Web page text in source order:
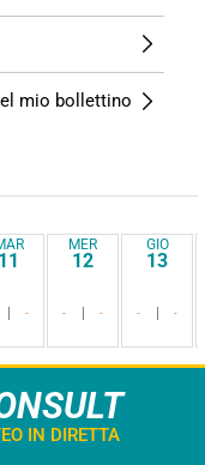
mio bollettino
11
-
MER
12
- -
GIO
13
- -
IN DIRETTA